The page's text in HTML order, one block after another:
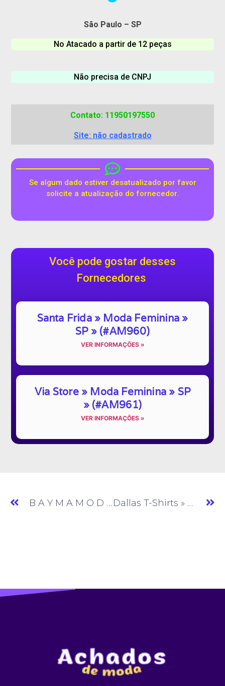
São Paulo – SP
No Atacado a partir de 12 peças
Não precisa de CNPJ
Contato: 11950197550
Site: não cadastrado
Se algum dado estiver desatualizado por favor
solicite a atualização do fornecedor.
Você pode gostar desses
Fornecedores
Santa Frida » Moda Feminina »
SP » (#AM960)
VER INFORMAÇÕES »
Via Store » Moda Feminina » SP
» (#AM961)
VER INFORMAÇÕES »
B A Y M A M O D A S » Moda Feminina » GO » (#AM746) Dallas T-Shirts » T-shirt » SP » (#AM748)